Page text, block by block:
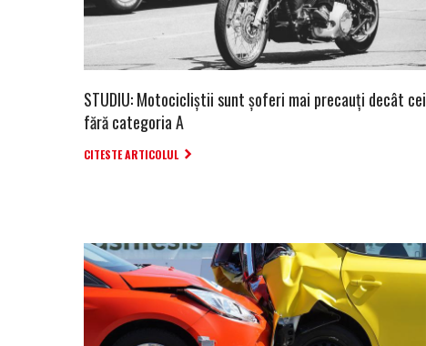
STUDIU: Motocicliștii sunt șoferi mai precauți decât cei
fără categoria A
CITESTE ARTICOLUL